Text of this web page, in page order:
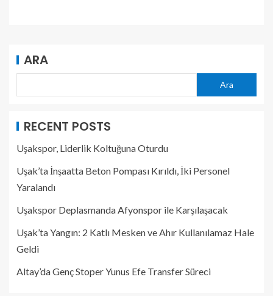
ARA
Ara
RECENT POSTS
Uşakspor, Liderlik Koltuğuna Oturdu
Uşak’ta İnşaatta Beton Pompası Kırıldı, İki Personel
Yaralandı
Uşakspor Deplasmanda Afyonspor ile Karşılaşacak
Uşak’ta Yangın: 2 Katlı Mesken ve Ahır Kullanılamaz Hale
Geldi
Altay’da Genç Stoper Yunus Efe Transfer Süreci